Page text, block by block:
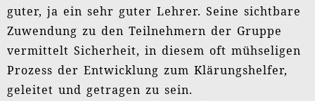
guter, ja ein sehr guter Lehrer. Seine sichtbare
Zuwendung zu den Teilnehmern der Gruppe
vermittelt Sicherheit, in diesem oft mühseligen
Prozess der Entwicklung zum Klärungshelfer,
geleitet und getragen zu sein.